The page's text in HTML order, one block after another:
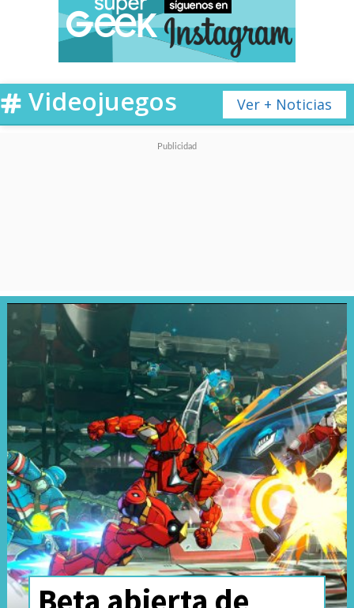
Ver + Noticias
Videojuegos